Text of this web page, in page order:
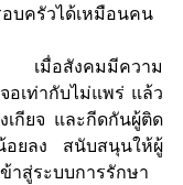
บครัวได้เหมือนคน
มื่อสังคมมีความ
จอเท่ากับไม่แพร่ แล้ว
เกียจ และกีดกันผู้ติด
อยลง สนับสนุนให้ผู้
ข้าสู่ระบบการรักษา